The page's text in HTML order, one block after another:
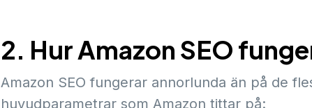
2. Hur Amazon SEO
Amazon SEO fungerar annorlunda än på de
huvudparametrar som Amazon tittar på: